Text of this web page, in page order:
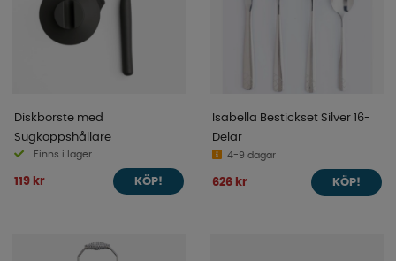
Diskborste med
Sugkoppshållare
Finns i lager
119 kr KÖP!
Isabella Bestickset Silver 16-
Delar
4-9 dagar
626 kr KÖP!